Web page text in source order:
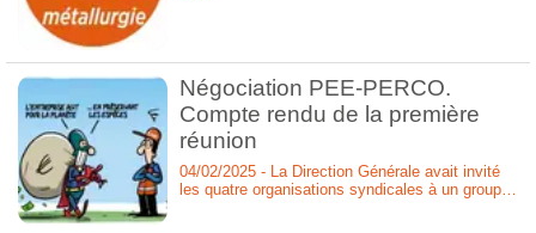
Négociation PEE-PERCO.
Compte rendu de la première
réunion
04/02/2025 - La Direction Générale avait invité
les quatre organisations syndicales à un groupe